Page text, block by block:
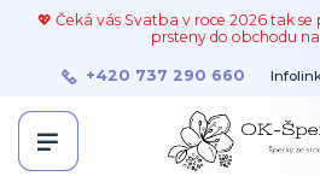
💖 Čeká vás Svatba v roce 2026 tak
prsteny do obchodu na
+420 737 290 660